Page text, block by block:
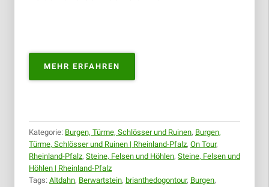
MEHR ERFAHREN
FELSENLAND
ALTDAHN
|
18.11.2018“
Kategorie: Burgen, Türme, Schlösser und Ruinen, Burgen,
Türme, Schlösser und Ruinen | Rheinland-Pfalz, On Tour,
Rheinland-Pfalz, Steine, Felsen und Höhlen, Steine, Felsen und
Höhlen | Rheinland-Pfalz
Tags: Altdahn, Berwartstein, brianthedogontour, Burgen,